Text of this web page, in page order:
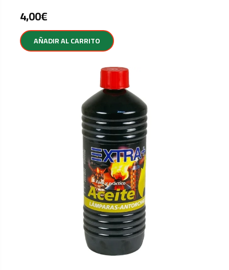
4,00€
AÑADIR AL CARRITO